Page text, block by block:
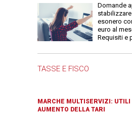
Domande
esonero
euro al
Requisiti e
TASSE E FISCO
MARCHE MULTISERVIZI:
AUMENTO DELLA TARI